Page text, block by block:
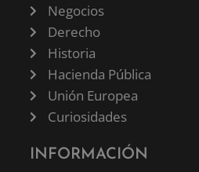
Negocios
Derecho
Historia
Hacienda Pública
Unión Europea
Curiosidades
INFORMACIÓN